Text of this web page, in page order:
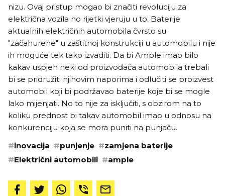
nizu. Ovaj pristup mogao bi značiti revoluciju za
električna vozila no rijetki vjeruju u to. Baterije
aktualnih električnih automobila čvrsto su
"začahurene" u zaštitnoj konstrukciji u automobilu i nije
ih moguće tek tako izvaditi. Da bi Ample imao bilo
kakav uspjeh neki od proizvođača automobila trebali
bi se pridružiti njihovim naporima i odlučiti se proizvest
automobil koji bi podržavao baterije koje bi se mogle
lako mijenjati. No to nije za isključiti, s obzirom na to
koliku prednost bi takav automobil imao u odnosu na
konkurenciju koja se mora puniti na punjaču.
#inovacija #punjenje #zamjena baterije
#Električni automobili #ample